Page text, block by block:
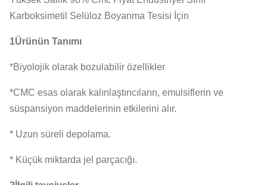
Karboksimetil Selüloz Boyanma Tesisi İçin
1Ürünün Tanımı
*Biyolojik olarak bozulabilir özellikler
*CMC esas olarak kalınlaştırıcıların, emulsiflerin ve
süspansiyon maddelerinin etkilerini alır.
* Uzun süreli depolama.
* Küçük miktarda jel parçacığı.